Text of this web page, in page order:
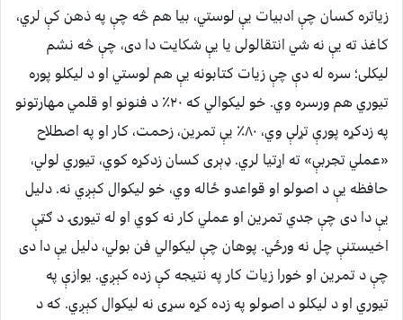
زیاتره کسان چې ادبیات يې لوستي، بیا هم څه چې په ذهن کې لري،
کاغذ ته يې نه شي انتقالولی یا يې شکایت دا دی، چې څه نشم
لیکلی؛ سره له دې چې زیات کتابونه يې هم لوستي او د لیکلو پوره
تیوري هم ورسره وي. خو لیکوالي که ۲۰٪ د فنونو او قلمي مهارتونو
په زدکړه پورې تړلې وي، ۸۰٪ يې تمرین، زحمت، کار او په اصطلاح
«عملي تجربې» ته اړتیا لري. ډېری کسان زدکړه کوي، تیوري لولي،
حافظه يې د اصولو او قواعدو ځاله وي، خو لیکوال کېږي نه. دلیل
يې دا دی چې جدي تمرین او عملي کار نه کوي او له تیورۍ د ګټې
اخیستنې چل نه ورځي. پوهان چې لیکوالي فن بولي، دلیل يې دا دی
چې د تمرین او خورا زیات کار په نتیجه کې زده کېږي. یوازې په
تیوري او د لیکلو د اصولو په زده کړه سړی نه لیکوال کېږي. که د